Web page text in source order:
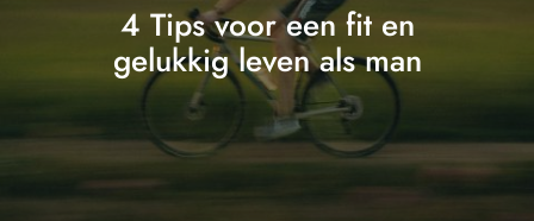
4 Tips voor een fit en
gelukkig leven als man